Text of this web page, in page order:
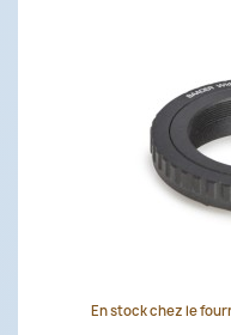
En stock chez le